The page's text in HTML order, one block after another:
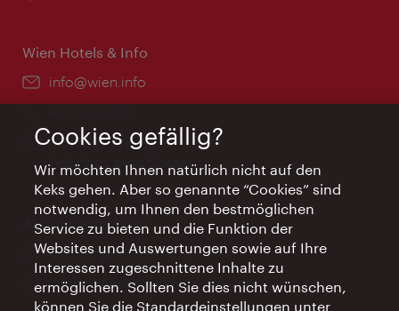
Wien Hotels & Info
Email:
info@wien.info
Öffnungszeiten:
Montag - Freitag 9 – 17 Uhr
Feiertags geschlossen
AI Concierge Wien
Ort:
concierge.wien.info
Öffnungszeiten:
Informationen rund um die Uhr
Cookies gefällig?
Wir möchten Ihnen natürlich nicht auf den
Keks gehen. Aber so genannte “Cookies” sind
notwendig, um Ihnen den bestmöglichen
Service zu bieten und die Funktion der
Websites und Auswertungen sowie auf Ihre
Interessen zugeschnittene Inhalte zu
ermöglichen. Sollten Sie dies nicht wünschen,
können Sie die Standardeinstellungen unter